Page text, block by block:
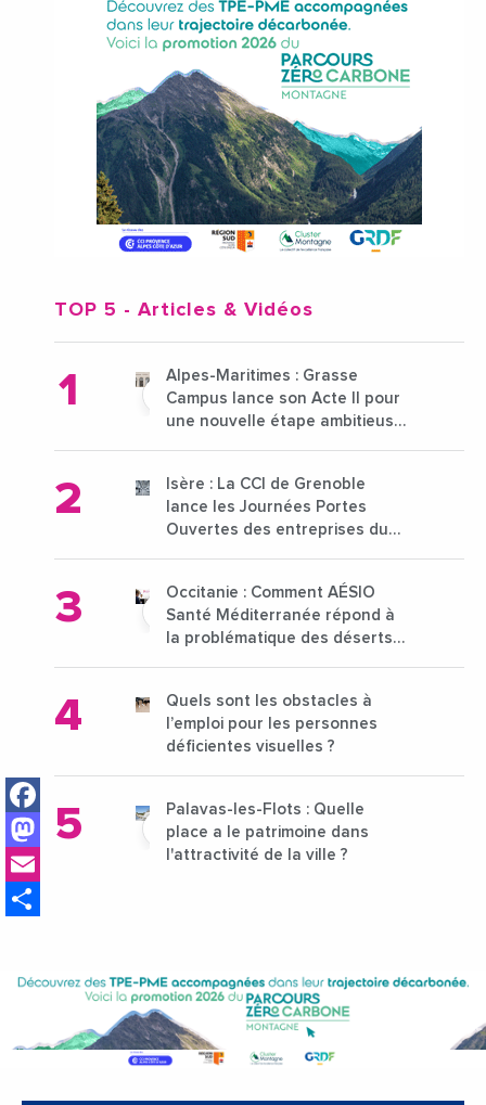
Facebook
Mastodon
TOP 5 - Articles & Vidéos
Alpes-Maritimes : Grasse
Campus lance son Acte II pour
une nouvelle étape ambitieuse
Isère : La CCI de Grenoble
lance les Journées Portes
Ouvertes des entreprises du
Occitanie : Comment AÉSIO
Santé Méditerranée répond à
la problématique des déserts
Quels sont les obstacles à
l’emploi pour les personnes
déficientes visuelles ?
Palavas-les-Flots : Quelle
place a le patrimoine dans
l'attractivité de la ville ?